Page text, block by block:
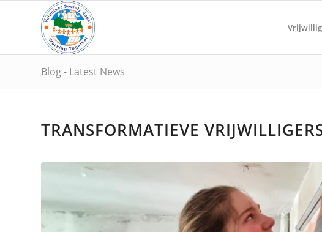
Blog - Latest News
TRANSFORMATIEVE